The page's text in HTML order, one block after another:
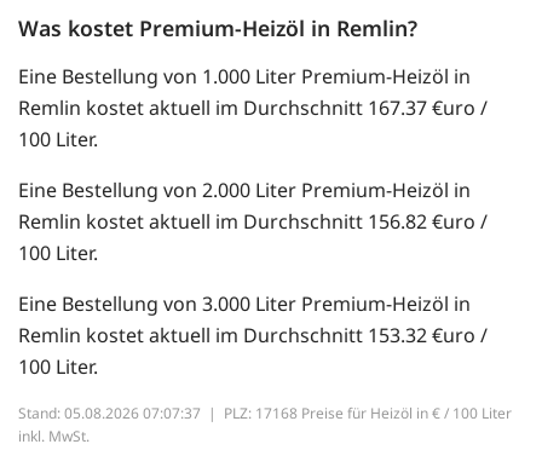
Was kostet Premium-Heizöl in Remlin?
Eine Bestellung von 1.000 Liter Premium-Heizöl in
Remlin kostet aktuell im Durchschnitt 167.37 €uro /
100 Liter.
Eine Bestellung von 2.000 Liter Premium-Heizöl in
Remlin kostet aktuell im Durchschnitt 156.82 €uro /
100 Liter.
Eine Bestellung von 3.000 Liter Premium-Heizöl in
Remlin kostet aktuell im Durchschnitt 153.32 €uro /
100 Liter.
Stand: 05.08.2026 07:07:37 | PLZ: 17168 Preise für Heizöl in € / 100 Liter
inkl. MwSt.